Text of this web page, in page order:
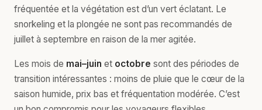
fréquentée et la végétation est d’un vert éclatant. Le
snorkeling et la plongée ne sont pas recommandés de
juillet à septembre en raison de la mer agitée.
Les mois de mai–juin et octobre sont des périodes de
transition intéressantes : moins de pluie que le cœur de la
saison humide, prix bas et fréquentation modérée. C’est